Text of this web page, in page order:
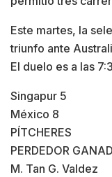
Este martes, la
triunfo ante
El duelo es a las
Singapur 5
México 8
PÍTCHERES
PERDEDOR
M. Tan G. Valdez